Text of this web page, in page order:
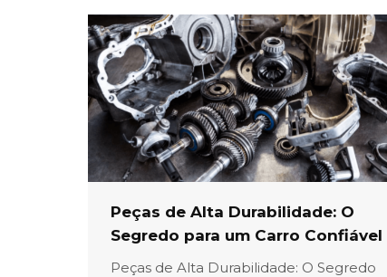
Peças de Alta Durabilidade: O
Segredo para um Carro Confiável
Peças de Alta Durabilidade: O Segredo